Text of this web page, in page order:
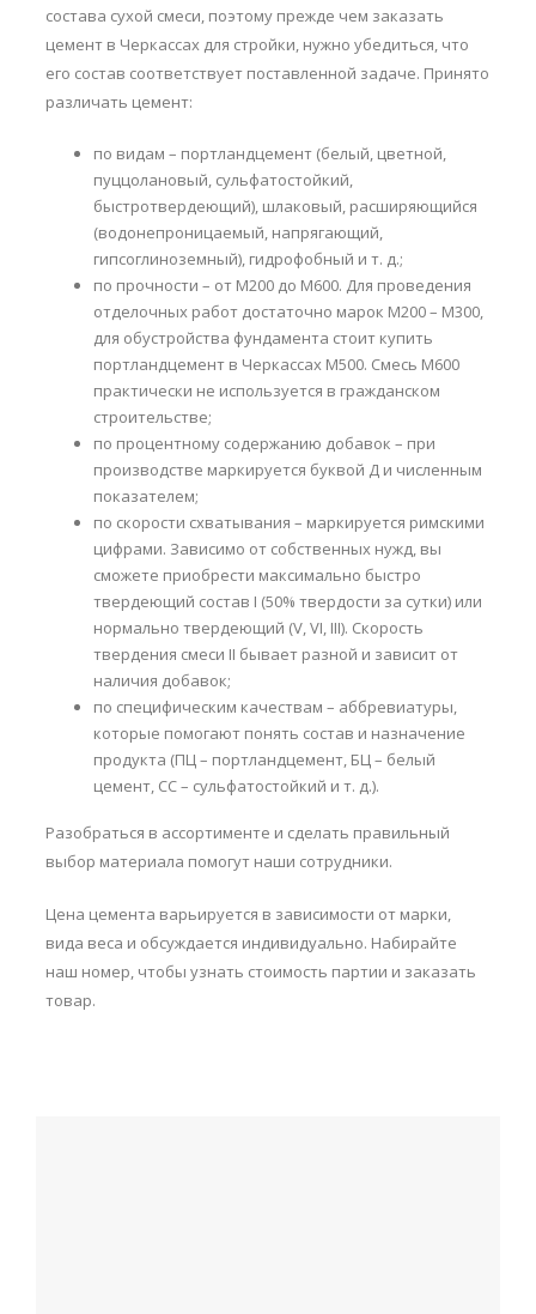
состава сухой смеси, поэтому прежде чем заказать
цемент в Черкассах для стройки, нужно убедиться, что
его состав соответствует поставленной задаче. Принято
различать цемент:
по видам – портландцемент (белый, цветной,
пуццолановый, сульфатостойкий,
быстротвердеющий), шлаковый, расширяющийся
(водонепроницаемый, напрягающий,
гипсоглиноземный), гидрофобный и т. д.;
по прочности – от М200 до М600. Для проведения
отделочных работ достаточно марок М200 – М300,
для обустройства фундамента стоит купить
портландцемент в Черкассах М500. Смесь М600
практически не используется в гражданском
строительстве;
по процентному содержанию добавок – при
производстве маркируется буквой Д и численным
показателем;
по скорости схватывания – маркируется римскими
цифрами. Зависимо от собственных нужд, вы
сможете приобрести максимально быстро
твердеющий состав I (50% твердости за сутки) или
нормально твердеющий (V, VI, III). Скорость
твердения смеси II бывает разной и зависит от
наличия добавок;
по специфическим качествам – аббревиатуры,
которые помогают понять состав и назначение
продукта (ПЦ – портландцемент, БЦ – белый
цемент, СС – сульфатостойкий и т. д.).
Разобраться в ассортименте и сделать правильный
выбор материала помогут наши сотрудники.
Цена цемента варьируется в зависимости от марки,
вида веса и обсуждается индивидуально. Набирайте
наш номер, чтобы узнать стоимость партии и заказать
товар.